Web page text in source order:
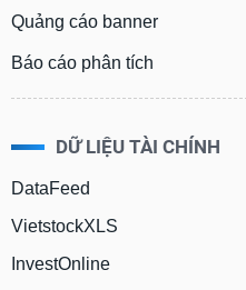
Quảng cáo banner
Báo cáo phân tích
DỮ LIỆU TÀI CHÍNH
DataFeed
VietstockXLS
InvestOnline